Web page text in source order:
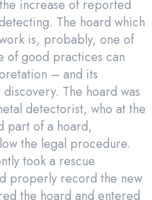
increase of reported
The hoard which
is, probably, one of
of good practices can
– and its
The hoard was
detectorist, who at the
part of a hoard,
the legal procedure.
took a rescue
properly record the new
the hoard and entered